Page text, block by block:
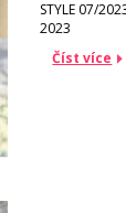
STYLE 07/
2023
Číst více